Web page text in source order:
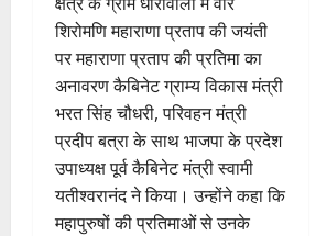
शिरोमणि महाराणा प्रताप की जयंती
पर महाराणा प्रताप की प्रतिमा का
अनावरण कैबिनेट ग्राम्य विकास मंत्री
भरत सिंह चौधरी, परिवहन मंत्री
प्रदीप बत्रा के साथ भाजपा के प्रदेश
उपाध्यक्ष पूर्व कैबिनेट मंत्री स्वामी
यतीश्वरानंद ने किया। उन्होंने कहा कि
महापुरुषों की प्रतिमाओं से उनके